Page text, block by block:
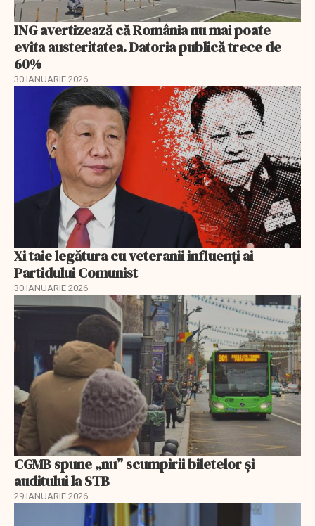
ING avertizează că România nu mai poate
evita austeritatea. Datoria publică trece de
60%
30 IANUARIE 2026
Xi taie legătura cu veteranii influenți ai
Partidului Comunist
30 IANUARIE 2026
CGMB spune „nu” scumpirii biletelor și
auditului la STB
29 IANUARIE 2026